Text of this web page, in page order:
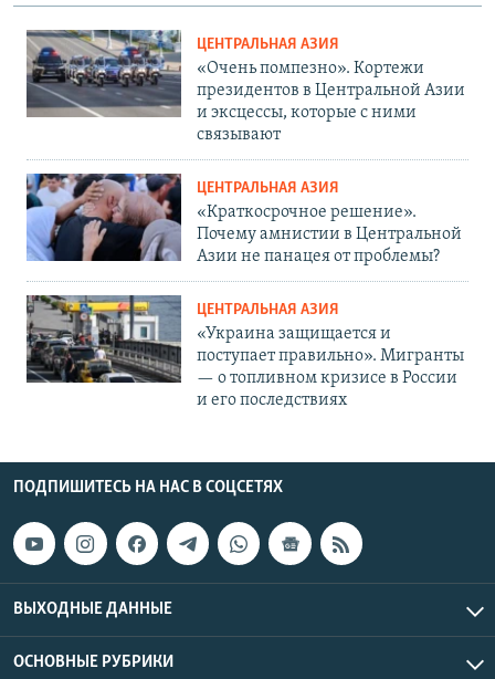
ЦЕНТРАЛЬНАЯ АЗИЯ
«Очень помпезно». Кортежи
президентов в Центральной Азии
и эксцессы, которые с ними
связывают
ЦЕНТРАЛЬНАЯ АЗИЯ
«Краткосрочное решение».
Почему амнистии в Центральной
Азии не панацея от проблемы?
ЦЕНТРАЛЬНАЯ АЗИЯ
«Украина защищается и
поступает правильно». Мигранты
— о топливном кризисе в России
и его последствиях
ПОДПИШИТЕСЬ НА НАС В СОЦСЕТЯХ
ВЫХОДНЫЕ ДАННЫЕ
ОСНОВНЫЕ РУБРИКИ